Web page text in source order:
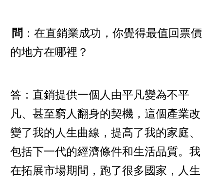
問 ：在直銷業成功，你覺得最值回票價
的地方在哪裡？
答：直銷提供一個人由平凡變為不平
凡、甚至窮人翻身的契機，這個產業改
變了我的人生曲線，提高了我的家庭、
包括下一代的經濟條件和生活品質。我
在拓展市場期間，跑了很多國家，人生